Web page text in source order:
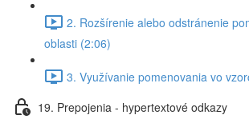
2. Rozšírenie alebo odstránenie
oblasti (2:06)
3. Využívanie pomenovania vo
19. Prepojenia - hypertextové odkazy